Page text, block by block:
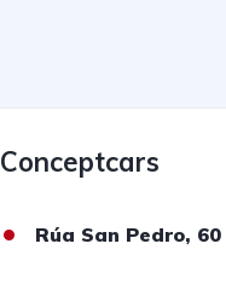
Conceptcars
Rúa San Pedro,